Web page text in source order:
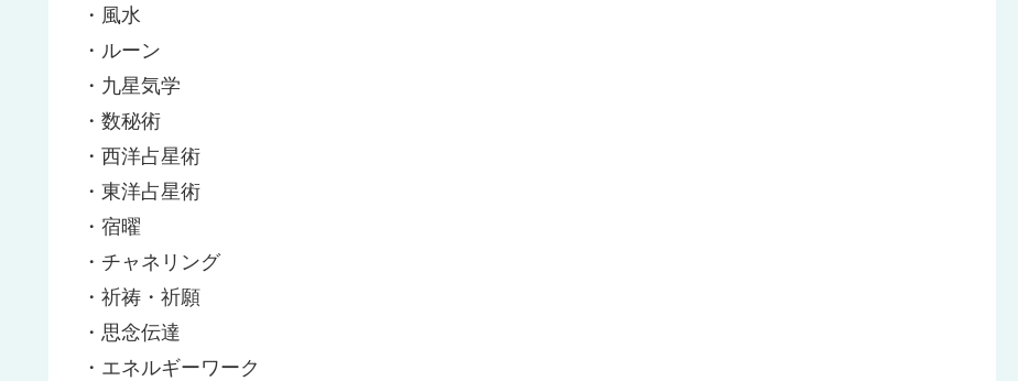
・風水
・ルーン
・九星気学
・数秘術
・西洋占星術
・東洋占星術
・宿曜
・チャネリング
・祈祷・祈願
・思念伝達
・エネルギーワーク